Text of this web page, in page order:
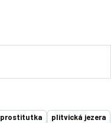
prostitutka plitvická jezera